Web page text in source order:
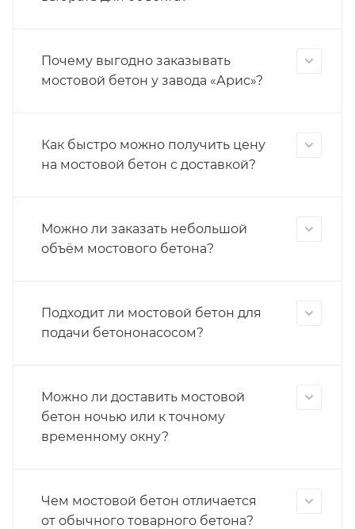
Почему выгодно заказывать
мостовой бетон у завода «Арис»?
Как быстро можно получить цену
на мостовой бетон с доставкой?
Можно ли заказать небольшой
объём мостового бетона?
Подходит ли мостовой бетон для
подачи бетононасосом?
Можно ли доставить мостовой
бетон ночью или к точному
временному окну?
Чем мостовой бетон отличается
от обычного товарного бетона?